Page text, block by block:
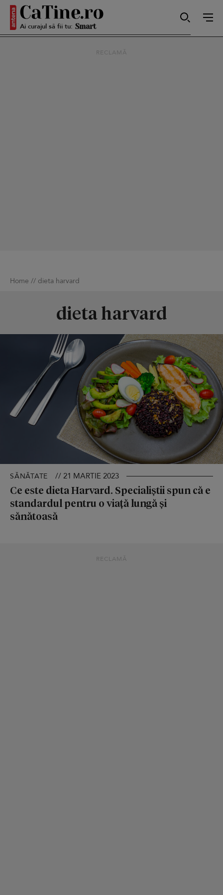
Ai curajul să fii tu: Smart
RECLAMĂ
Home // dieta harvard
dieta harvard
SĂNĂTATE // 21 MARTIE 2023
Ce este dieta Harvard. Specialiștii spun că e
standardul pentru o viață lungă și
sănătoasă
RECLAMĂ